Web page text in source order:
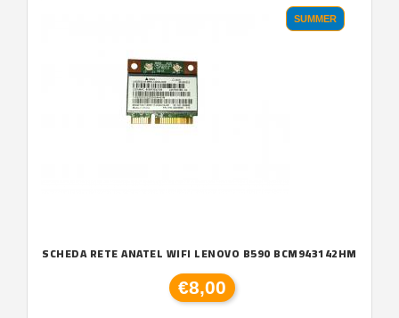
SUMMER
SCHEDA RETE ANATEL WIFI LENOVO B590 BCM943142HM
€8,00